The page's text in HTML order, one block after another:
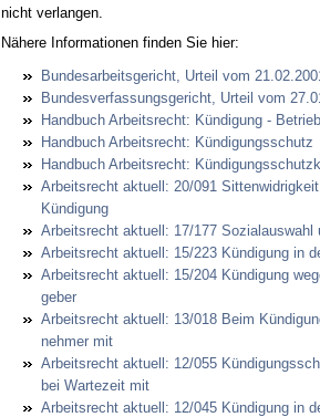
nicht ver­lan­gen.
Nähe­re In­for­ma­tio­nen fin­den Sie hier:
Bun­des­ar­beits­ge­richt, Ur­teil vom
Bun­des­ver­fas­sungs­ge­richt, Ur­teil vom
Hand­buch Ar­beits­recht: Kündi­gung -
Hand­buch Ar­beits­recht: Kündi­gungs­schutz
Hand­buch Ar­beits­recht:
Ar­beits­recht ak­tu­ell: 20/091
Kündi­gung
Ar­beits­recht ak­tu­ell: 17/177 So­zi­al­aus­wahl
Ar­beits­recht ak­tu­ell: 15/223 Kündi­gung in
Ar­beits­recht ak­tu­ell: 15/204 Kündi­gung
ge­ber
Ar­beits­recht ak­tu­ell: 13/018 Beim
neh­mer mit
Ar­beits­recht ak­tu­ell: 12/055
bei War­te­zeit mit
Ar­beits­recht ak­tu­ell: 12/045 Kündi­gung in